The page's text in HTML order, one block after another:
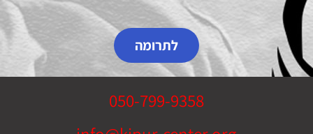
לתרומה
050-799-9358